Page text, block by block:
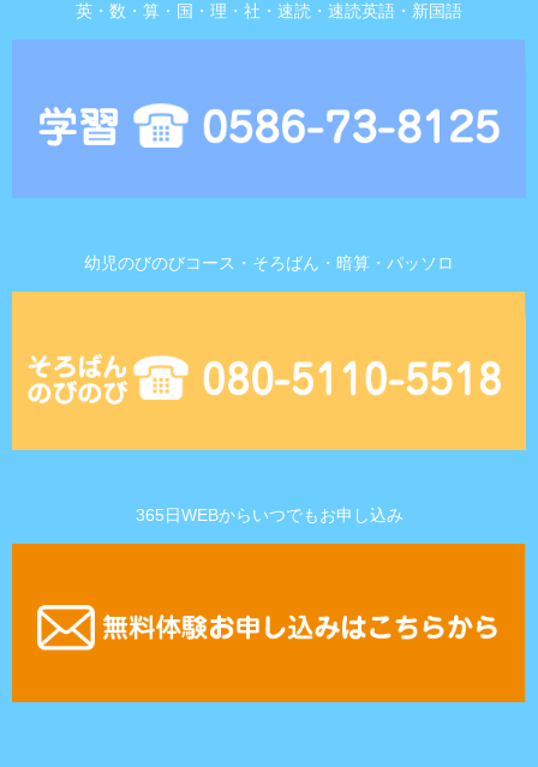
英・数・算・国・理・社・速読・速読英語・新国語
幼児のびのびコース・そろばん・暗算・パッソロ
365日WEBからいつでもお申し込み